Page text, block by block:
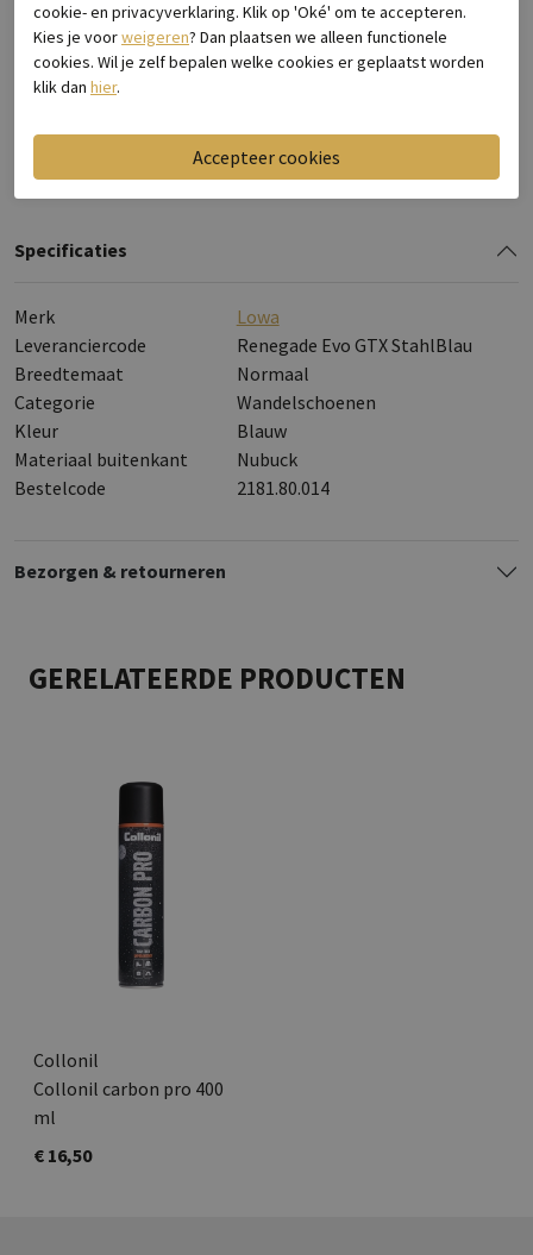
buitenzool, die zelfs op natte en modderige ondergronden
zorgt voor een stevige en betrouwbare voetafdruk.Kortom,
de LOWA Renegade GTX MID in blauw nubuck leer is een
veelzijdige en betrouwbare keuze voor iedere dame die de
natuur wil verkennen met een schoen die zowel prestaties als
stijl combineert. Perfect voor zowel korte wandelingen als
langere trektochten.
Specificaties
Merk
Lowa
Leveranciercode
Renegade Evo GTX StahlBlau
Breedtemaat
Normaal
Categorie
Wandelschoenen
Kleur
Blauw
Materiaal buitenkant
Nubuck
Bestelcode
2181.80.014
Bezorgen & retourneren
GERELATEERDE PRODUCTEN
Collonil
Collonil carbon pro 400
ml
€ 16,50
cookie- en privacyverklaring. Klik op 'Oké' om te accepteren.
Kies je voorweigeren? Dan plaatsen we alleen functionele
cookies. Wil je zelf bepalen welke cookies er geplaatst worden
klik dan hier.